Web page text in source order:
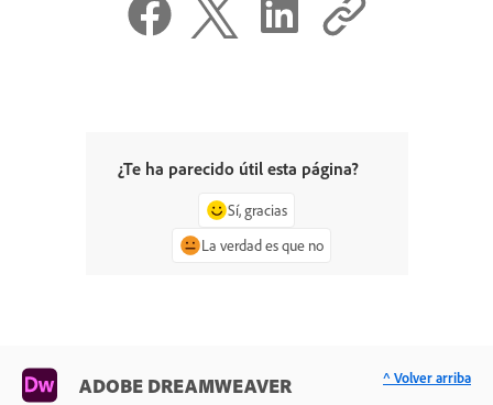
¿Te ha parecido útil esta página?
Sí, gracias
La verdad es que no
ADOBE DREAMWEAVER ^ Volver arriba